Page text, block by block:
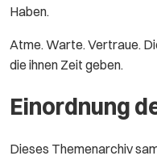
Haben.
Atme. Warte. Vertraue.
die ihnen Zeit geben.
Einordnung
Dieses Themenarchiv